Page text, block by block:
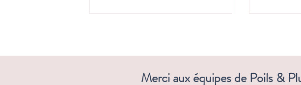
Merci aux équipes de Poils &